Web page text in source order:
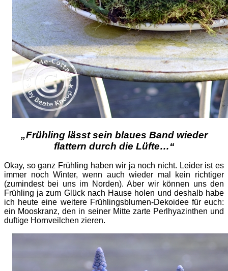
„Frühling lässt sein blaues Band wieder
flattern durch die Lüfte…“
Okay, so ganz Frühling haben wir ja noch nicht. Leider ist es
immer noch Winter, wenn auch wieder mal kein richtiger
(zumindest bei uns im Norden). Aber wir können uns den
Frühling ja zum Glück nach Hause holen und deshalb habe
ich heute eine weitere Frühlingsblumen-Dekoidee für euch:
ein Mooskranz, den in seiner Mitte zarte Perlhyazinthen und
duftige Hornveilchen zieren.